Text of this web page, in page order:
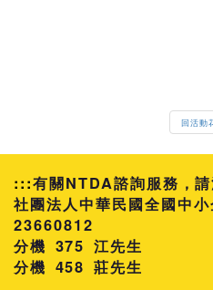
回活動
:::有關NTDA諮詢服務，
社團法人中華民國全國中
23660812
分機 375 江先生
458 莊先生